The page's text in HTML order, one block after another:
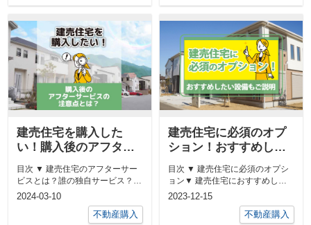
建売住宅を購入した
い！購入後のアフター
サービスの注意点と
は？
目次 ▼ 建売住宅のアフターサー
ビスとは？誰の独自サービス？▼
建売住宅のアフターサービス内容
2024-03-10
不動産購入
建売住宅に必須のオプ
ション！おすすめした
い設備もご説明
目次 ▼ 建売住宅に必須のオプシ
ョン▼ 建売住宅におすすめした
いオプション▼ 建売住宅のオプ
2023-12-15
不動産購入